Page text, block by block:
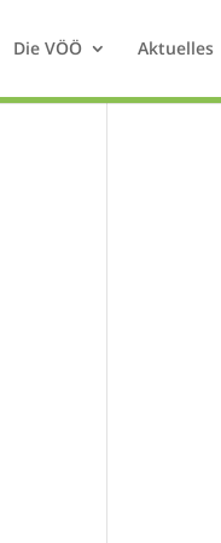
Die VÖÖ Aktuelles